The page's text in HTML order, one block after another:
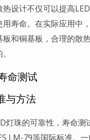
设计不仅可以提高
寿命。在实际应用中
和铜基板，合理的散
命测试
与方法
灯珠的可靠性，寿命测
LM-79等国际标准。一